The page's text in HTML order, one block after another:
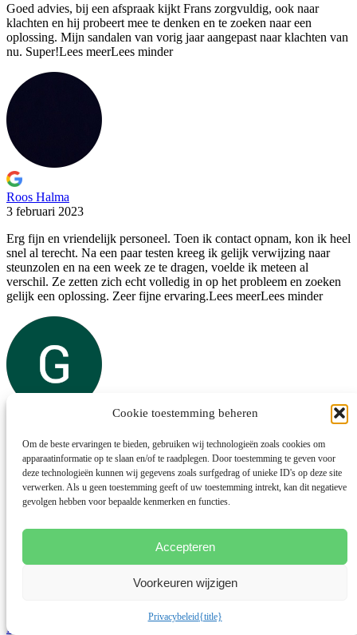
Cookie toestemming beheren
Om de beste ervaringen te bieden, gebruiken wij technologieën zoals cookies om
apparaatinformatie op te slaan en/of te raadplegen. Door toestemming te geven voor
deze technologieën kunnen wij gegevens zoals surfgedrag of unieke ID's op deze site
verwerken. Als u geen toestemming geeft of uw toestemming intrekt, kan dit negatieve
gevolgen hebben voor bepaalde kenmerken en functies.
Accepteren
Voorkeuren wijzigen
Privacybeleid{title}
Goed advies, bij een afspraak kijkt Frans zorgvuldig, ook naar
klachten en hij probeert mee te denken en te zoeken naar een
oplossing. Mijn sandalen van vorig jaar aangepast naar klachten van
nu. Super!Lees meerLees minder
Roos Halma
3 februari 2023
Erg fijn en vriendelijk personeel. Toen ik contact opnam, kon ik heel
snel al terecht. Na een paar testen kreeg ik gelijk verwijzing naar
steunzolen en na een week ze te dragen, voelde ik meteen al
verschil. Ze zetten zich echt volledig in op het probleem en zoeken
gelijk een oplossing. Zeer fijne ervaring.Lees meerLees minder
Gaby Gerritsen
3 februari 2023
Heel fijn en kundig geholpen. Erg blij met mijn zooltjes
Hanneke van Gemert